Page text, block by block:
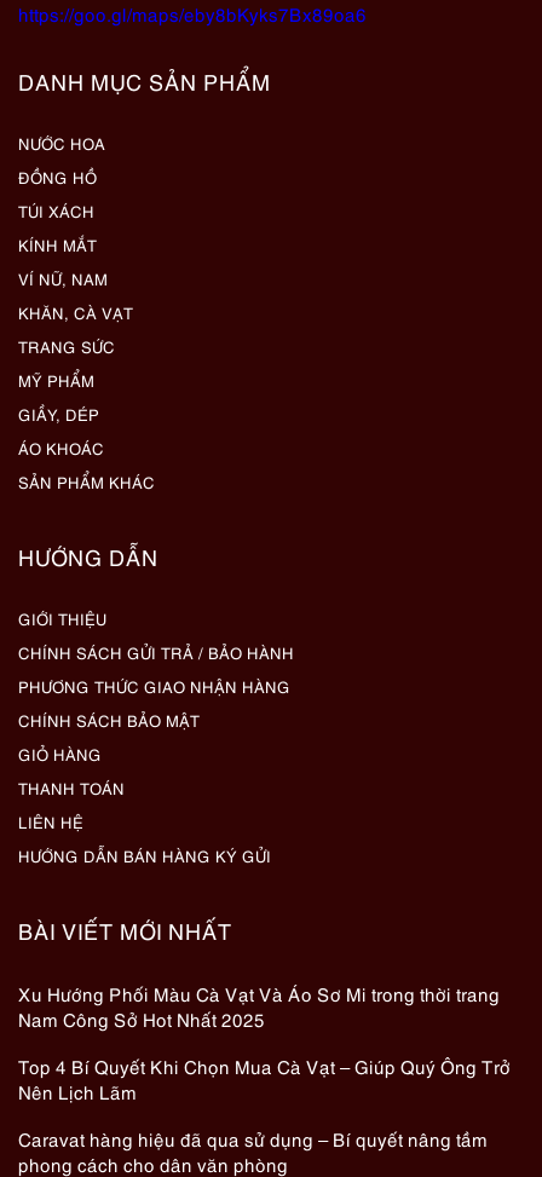
https://goo.gl/maps/eby8bKyks7Bx89oa6
DANH MỤC SẢN PHẨM
NƯỚC HOA
ĐỒNG HỒ
TÚI XÁCH
KÍNH MẮT
VÍ NỮ, NAM
KHĂN, CÀ VẠT
TRANG SỨC
MỸ PHẨM
GIẦY, DÉP
ÁO KHOÁC
SẢN PHẨM KHÁC
HƯỚNG DẪN
GIỚI THIỆU
CHÍNH SÁCH GỬI TRẢ / BẢO HÀNH
PHƯƠNG THỨC GIAO NHẬN HÀNG
CHÍNH SÁCH BẢO MẬT
GIỎ HÀNG
THANH TOÁN
LIÊN HỆ
HƯỚNG DẪN BÁN HÀNG KÝ GỬI
BÀI VIẾT MỚI NHẤT
Xu Hướng Phối Màu Cà Vạt Và Áo Sơ Mi trong thời trang
Nam Công Sở Hot Nhất 2025
Top 4 Bí Quyết Khi Chọn Mua Cà Vạt – Giúp Quý Ông Trở
Nên Lịch Lãm
Caravat hàng hiệu đã qua sử dụng – Bí quyết nâng tầm
phong cách cho dân văn phòng